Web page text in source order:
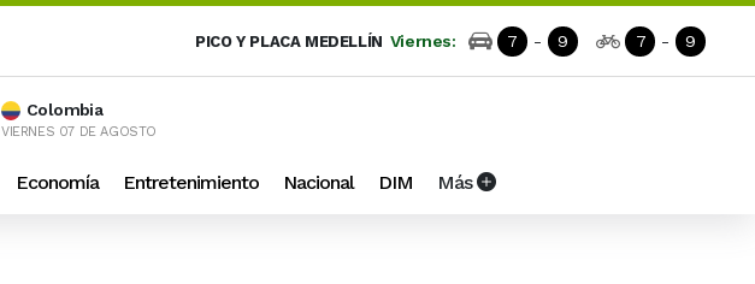
PICO Y PLACA MEDELLÍN Viernes: 7 - 9 7 - 9
Colombia
VIERNES 07 DE AGOSTO
Economía Entretenimiento Nacional DIM Más